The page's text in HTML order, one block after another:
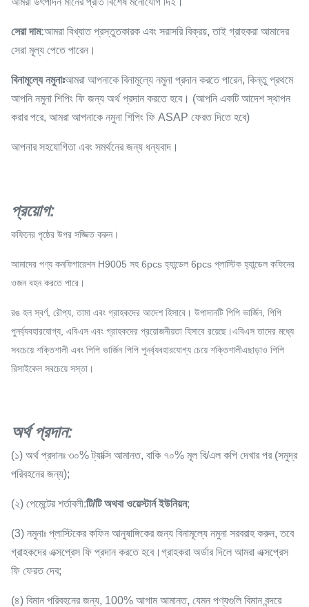
সেরা দাম:আমরা বিখ্যাত প্রস্তুতকারক এবং সরাসরি বিক্রয়, তাই গ্রাহকরা আমাদের
সেরা মূল্য পেতে পারেন।
বিনামূল্যে নমুনাঃআমরা আপনাকে বিনামূল্যে নমুনা প্রদান করতে পারেন, কিন্তু প্রথমে
আপনি নমুনা শিপিং ফি জন্য অর্থ প্রদান করতে হবে। (আপনি একটি আদেশ স্থাপন
করার পরে, আমরা আপনাকে নমুনা শিপিং ফি ASAP ফেরত দিতে হবে)
আপনার সহযোগিতা এবং সমর্থনের জন্য ধন্যবাদ।
প্রয়োগ:
কফিনের পৃষ্ঠের উপর সজ্জিত করুন।
আমাদের পণ্য কনফিগারেশন H9005 সহ 6pcs হ্যান্ডেল 6pcs প্লাস্টিক হ্যান্ডেল কফিনের
ওজন বহন করতে পারে।
রঙ হল স্বর্ণ, রৌপ্য, তামা এবং গ্রাহকদের আদেশ হিসাবে। উপাদানটি পিপি ভার্জিন, পিপি
পুনর্ব্যবহারযোগ্য, এবিএস এবং গ্রাহকদের প্রয়োজনীয়তা হিসাবে রয়েছে।এবিএস তাদের মধ্যে
সবচেয়ে শক্তিশালী এবং পিপি ভার্জিন পিপি পুনর্ব্যবহারযোগ্য চেয়ে শক্তিশালীএছাড়াও পিপি
রিসাইকেল সবচেয়ে সস্তা।
অর্থ প্রদান:
(১) অর্থ প্রদানঃ ৩০% ট্যাক্সি আমানত, বাকি ৭০% মূল বি/এল কপি দেখার পর (সমুদ্র
পরিবহনের জন্য);
(২) পেমেন্টের শর্তাবলী:টি/টি অথবা ওয়েস্টার্ন ইউনিয়ন;
(3) নমুনাঃ প্লাস্টিকের কফিন আনুষাঙ্গিকের জন্য বিনামূল্যে নমুনা সরবরাহ করুন, তবে
গ্রাহকদের এক্সপ্রেস ফি প্রদান করতে হবে।গ্রাহকরা অর্ডার দিলে আমরা এক্সপ্রেস
ফি ফেরত দেব;
(৪) বিমান পরিবহনের জন্য, 100% আগাম আমানত, যেমন পণ্যগুলি বিমান বন্দরে